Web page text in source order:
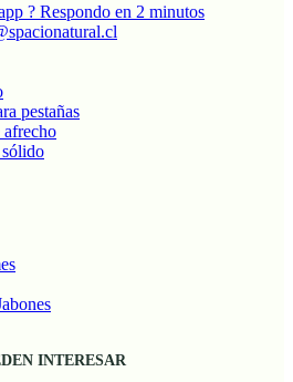
? Respondo en 2 minutos
pestañas
afrecho
INTERESAR